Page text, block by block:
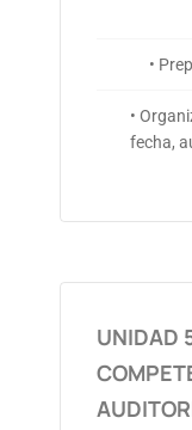
•
•
fecha,
UNIDAD